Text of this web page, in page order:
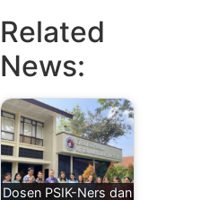
Related
News:
Dosen PSIK-Ners dan